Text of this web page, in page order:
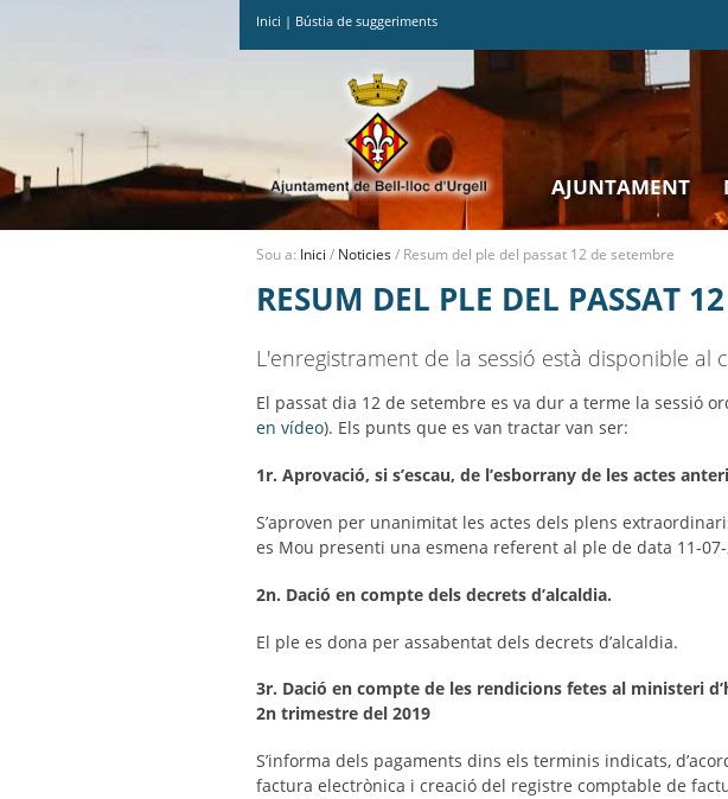
Inici | Bústia de suggeriments
AJUNTAMENT
Sou a: Inici / Noticies/ Resum del ple del passat 12 de setembre
RESUM DEL PLE DEL PASSAT
L'enregistrament de la sessió està disponible
El passat dia 12 de setembre es va dur a terme la sessió
en vídeo). Els punts que es van tractar van ser:
1r. Aprovació, si s’escau, de l’esborrany de les actes
S’aproven per unanimitat les actes dels plens
es Mou presenti una esmena referent al ple de data 11-
2n. Dació en compte dels decrets d’alcaldia.
El ple es dona per assabentat dels decrets d’alcaldia.
3r. Dació en compte de les rendicions fetes al ministeri
2n trimestre del 2019
S’informa dels pagaments dins els terminis indicats,
factura electrònica i creació del registre comptable de